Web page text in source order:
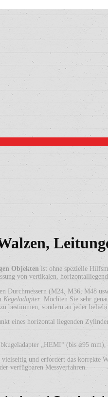
Objekten ist ohne spezielle
von vertikalen,
Durchmessern (M24, M36, M48
Kegeladapter. Möchten Sie sehr
sondern an jeder
eines horizontal liegenden
„HEMI“ (bis ⌀95
und erfordert das korrekte
verfügbaren Messverfahren.